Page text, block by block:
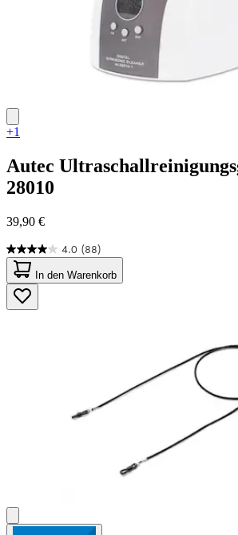
+1
Autec
28010
39,90 €
4.0 (88)
4.0
von
5
Sternen.
88
In den Warenkorb